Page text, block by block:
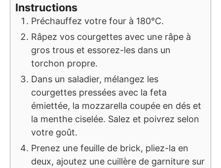
Instructions
Préchauffez votre four à 180°C.
Râpez vos courgettes avec une râpe à
gros trous et essorez-les dans un
torchon propre.
Dans un saladier, mélangez les
courgettes pressées avec la feta
émiettée, la mozzarella coupée en dés et
la menthe ciselée. Salez et poivrez selon
votre goût.
Prenez une feuille de brick, pliez-la en
deux, ajoutez une cuillère de garniture sur